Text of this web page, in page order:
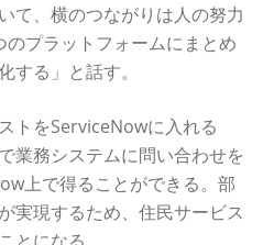
て、横のつながりは人の努力
プラットフォームにまとめ
する」と話す。
トをServiceNowに入れる
業務システムに問い合わせを
上で得ることができる。部
実現するため、住民サービス